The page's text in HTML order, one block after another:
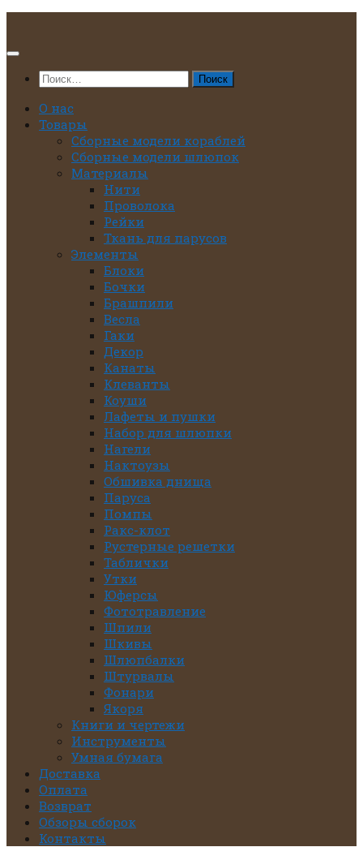
содержимому
Найти:
О нас
Товары
Сборные модели кораблей
Сборные модели шлюпок
Материалы
Нити
Проволока
Рейки
Ткань для парусов
Элементы
Блоки
Бочки
Брашпили
Весла
Гаки
Декор
Канаты
Клеванты
Коуши
Лафеты и пушки
Набор для шлюпки
Нагели
Нактоузы
Обшивка днища
Паруса
Помпы
Ракс-клот
Рустерные решетки
Таблички
Утки
Юферсы
Фототравление
Шпили
Шкивы
Шлюпбалки
Штурвалы
Фонари
Якоря
Книги и чертежи
Инструменты
Умная бумага
Доставка
Оплата
Возврат
Обзоры сборок
Контакты